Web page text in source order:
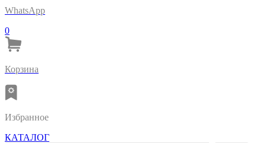
WhatsApp
0
Корзина
Избранное
КАТАЛОГ